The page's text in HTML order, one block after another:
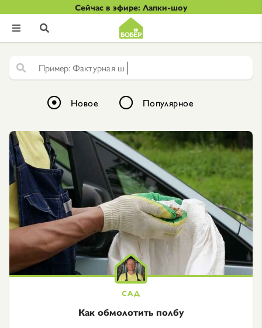
Сейчас в эфире: Лапки-шоу
 
Фактурная ш
Новое Популярное
Как обмолотить полбу